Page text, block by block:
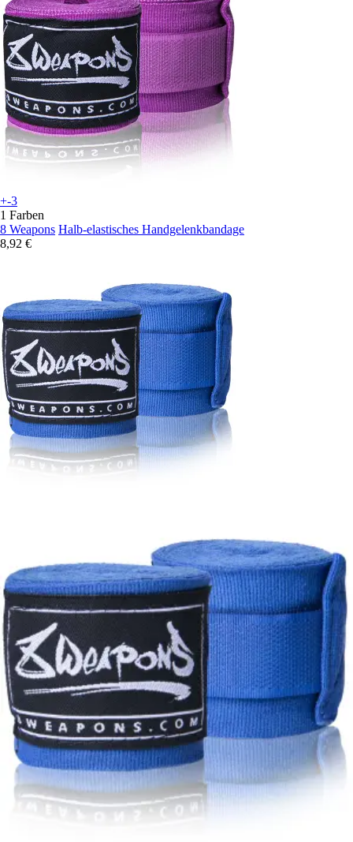
+-3
1 Farben
8 Weapons Halb-elastisches Handgelenkbandage
8,92 €